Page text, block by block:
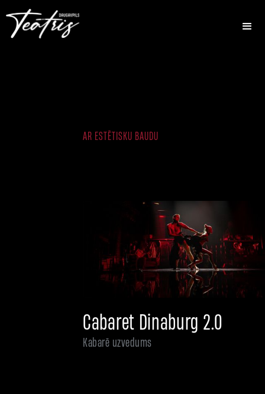
AR ESTĒTISKU BAUDU
Cabaret Dinaburg 2.0
Kabarē uzvedums